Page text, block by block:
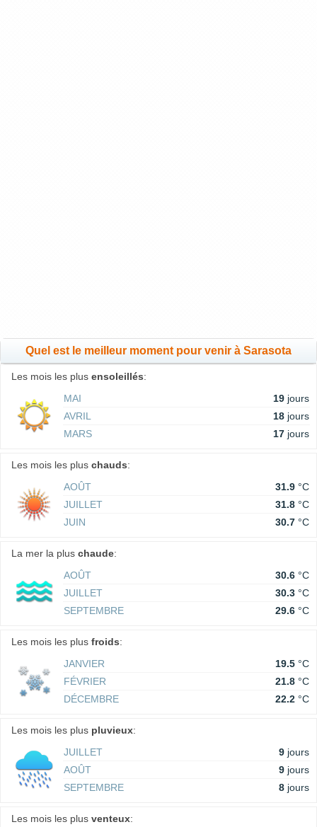
Quel est le meilleur moment pour venir à Sarasota
Les mois les plus ensoleillés:
MAI
19 jours
AVRIL
18 jours
MARS
17 jours
Les mois les plus chauds:
AOÛT
31.9 °C
JUILLET
31.8 °C
JUIN
30.7 °C
La mer la plus chaude:
AOÛT
30.6 °C
JUILLET
30.3 °C
SEPTEMBRE
29.6 °C
Les mois les plus froids:
JANVIER
19.5 °C
FÉVRIER
21.8 °C
DÉCEMBRE
22.2 °C
Les mois les plus pluvieux:
JUILLET
9 jours
AOÛT
9 jours
SEPTEMBRE
8 jours
Les mois les plus venteux: